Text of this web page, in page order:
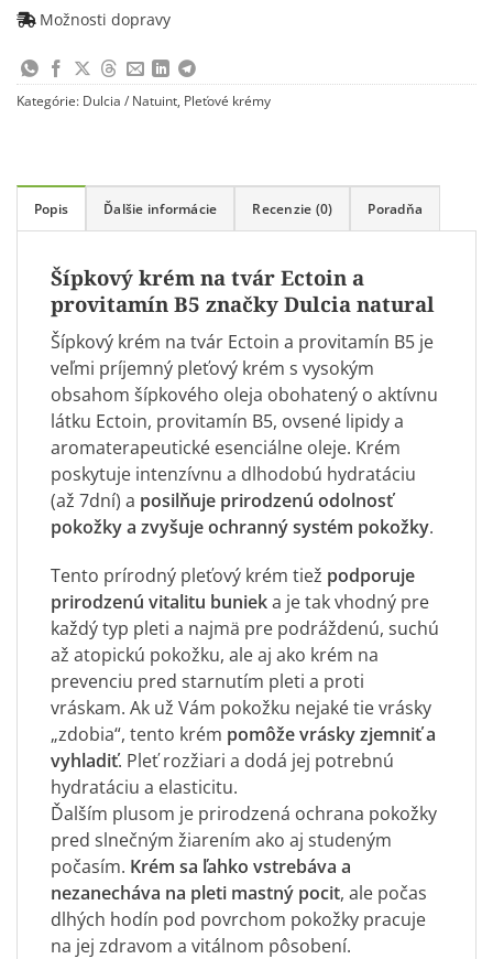
join
waitlist
for
this
Možnosti dopravy
Kategórie: Dulcia / Natuint, Pleťové krémy
Popis Ďalšie informácie Recenzie (0) Poradňa
Šípkový krém na tvár Ectoin a
provitamín B5 značky Dulcia natural
Šípkový krém na tvár Ectoin a provitamín B5 je
veľmi príjemný pleťový krém s vysokým
obsahom šípkového oleja obohatený o aktívnu
látku Ectoin, provitamín B5, ovsené lipidy a
aromaterapeutické esenciálne oleje. Krém
poskytuje intenzívnu a dlhodobú hydratáciu
(až 7dní) a posilňuje prirodzenú odolnosť
pokožky a zvyšuje ochranný systém pokožky.
Tento prírodný pleťový krém tiež podporuje
prirodzenú vitalitu bunieka je tak vhodný pre
každý typ pleti a najmä pre podráždenú, suchú
až atopickú pokožku, ale aj ako krém na
prevenciu pred starnutím pleti a proti
vráskam. Ak už Vám pokožku nejaké tie vrásky
„zdobia“, tento krém pomôže vrásky zjemniť a
vyhladiť. Pleť rozžiari a dodá jej potrebnú
hydratáciu a elasticitu.
Ďalším plusom je prirodzená ochrana pokožky
pred slnečným žiarením ako aj studeným
počasím. Krém sa ľahko vstrebáva a
nezanecháva na pleti mastný pocit, ale počas
dlhých hodín pod povrchom pokožky pracuje
na jej zdravom a vitálnom pôsobení.